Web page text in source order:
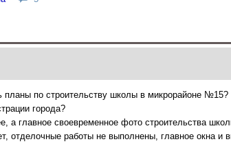
планы по строительству школы в микрорайоне №15?
города?
а главное своевременное фото строительства
отделочные работы не выполнены, главное окна и